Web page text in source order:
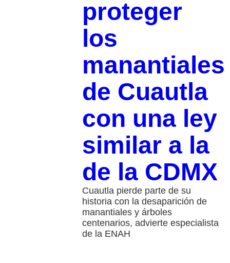
proteger
los
manantiales
de Cuautla
con una ley
similar a la
de la CDMX
Cuautla pierde parte de su
historia con la desaparición de
manantiales y árboles
centenarios, advierte especialista
de la ENAH